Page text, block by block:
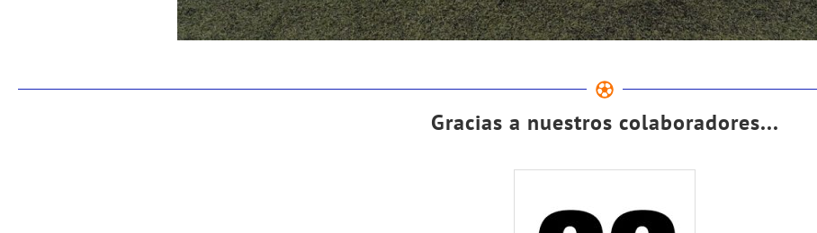
Gracias a nuestros colaboradores...